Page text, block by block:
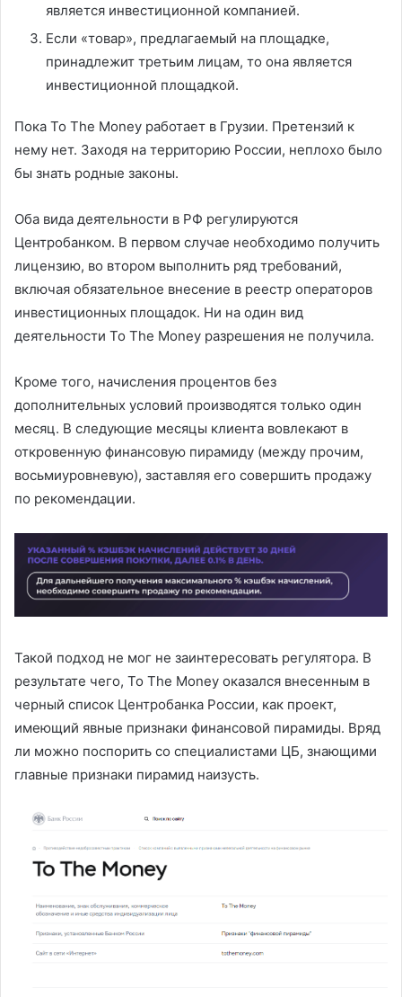
является инвестиционной компанией.
Если «товар», предлагаемый на площадке,
принадлежит третьим лицам, то она является
инвестиционной площадкой.
Пока To The Money работает в Грузии. Претензий к
нему нет. Заходя на территорию России, неплохо было
бы знать родные законы.
Оба вида деятельности в РФ регулируются
Центробанком. В первом случае необходимо получить
лицензию, во втором выполнить ряд требований,
включая обязательное внесение в реестр операторов
инвестиционных площадок. Ни на один вид
деятельности To The Money разрешения не получила.
Кроме того, начисления процентов без
дополнительных условий производятся только один
месяц. В следующие месяцы клиента вовлекают в
откровенную финансовую пирамиду (между прочим,
восьмиуровневую), заставляя его совершить продажу
по рекомендации.
Такой подход не мог не заинтересовать регулятора. В
результате чего, To The Money оказался внесенным в
черный список Центробанка России, как проект,
имеющий явные признаки финансовой пирамиды. Вряд
ли можно поспорить со специалистами ЦБ, знающими
главные признаки пирамид наизусть.